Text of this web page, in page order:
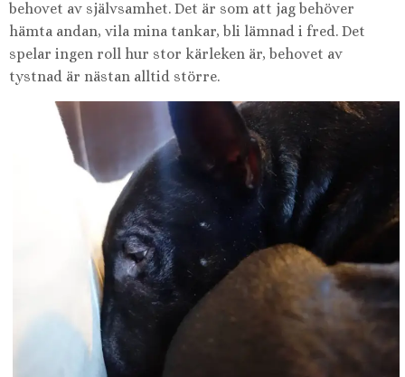
behovet av självsamhet. Det är som att jag behöver
hämta andan, vila mina tankar, bli lämnad i fred. Det
spelar ingen roll hur stor kärleken är, behovet av
tystnad är nästan alltid större.